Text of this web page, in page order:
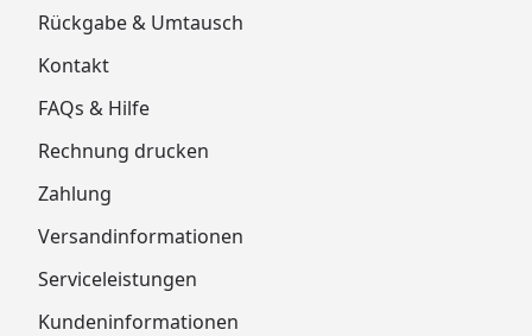
Rückgabe & Umtausch
Kontakt
FAQs & Hilfe
Rechnung drucken
Zahlung
Versandinformationen
Serviceleistungen
Kundeninformationen